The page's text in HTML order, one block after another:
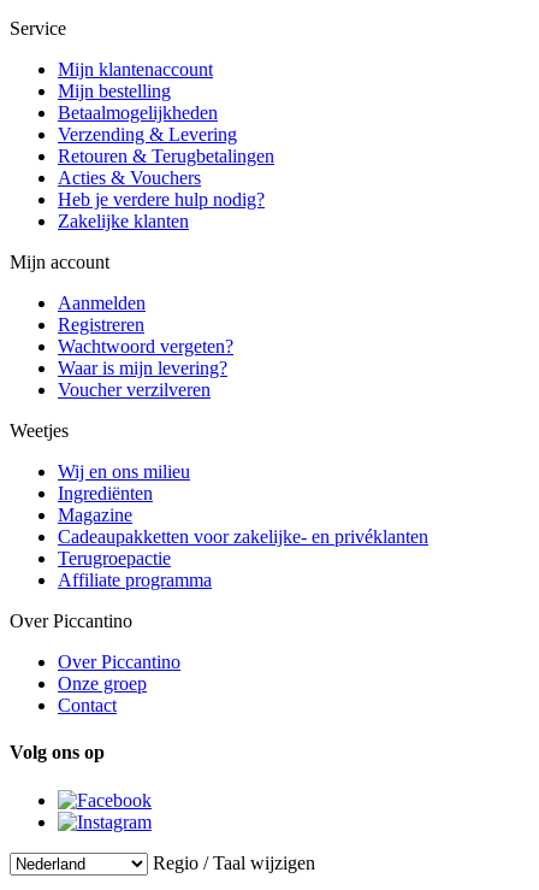
Service
Mijn klantenaccount
Mijn bestelling
Betaalmogelijkheden
Verzending & Levering
Retouren & Terugbetalingen
Acties & Vouchers
Heb je verdere hulp nodig?
Zakelijke klanten
Mijn account
Aanmelden
Registreren
Wachtwoord vergeten?
Waar is mijn levering?
Voucher verzilveren
Weetjes
Wij en ons milieu
Ingrediënten
Magazine
Cadeaupakketten voor zakelijke- en privéklanten
Terugroepactie
Affiliate programma
Over Piccantino
Over Piccantino
Onze groep
Contact
Volg ons op
Regio / Taal wijzigen